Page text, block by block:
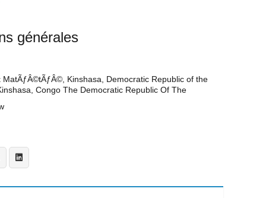
générales
MatÃƒÂ©tÃƒÂ©, Kinshasa, Democratic Republic of the
Congo The Democratic Republic Of The